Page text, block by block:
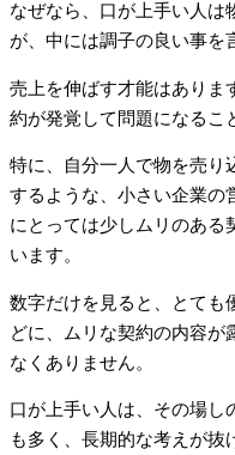
なぜなら、口が上手い人は
が、中には調子の良い事を
売上を伸ばす才能はありま
約が発覚して問題になるこ
特に、自分一人で物を売り
するような、小さい企業の
にとっては少しムリのある
います。
数字だけを見ると、とても
どに、ムリな契約の内容が
なくありません。
口が上手い人は、その場し
も多く、長期的な考えが抜